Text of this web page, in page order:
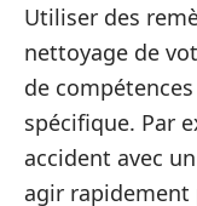
Utiliser des
nettoyage de
de
spécifique. Par
accident avec
agir